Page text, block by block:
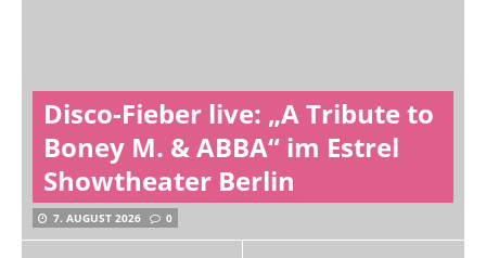
Disco-Fieber live: „A Tribute to
Boney M. & ABBA“ im Estrel
Showtheater Berlin
7. AUGUST 2026 0